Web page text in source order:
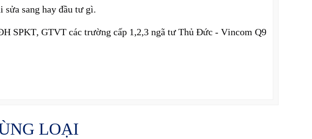
sang hay đầu tư gì.
SPKT, GTVT các trường cấp 1,2,3 ngã tư Thủ Đức - Vincom Q9
LOẠI